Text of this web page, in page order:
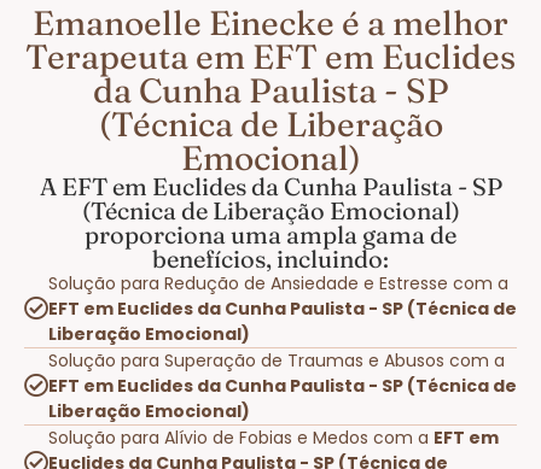
Emanoelle Einecke é a melhor
Terapeuta em EFT em Euclides
da Cunha Paulista - SP
(Técnica de Liberação
Emocional)
A EFT em Euclides da Cunha Paulista - SP
(Técnica de Liberação Emocional)
proporciona uma ampla gama de
benefícios, incluindo:
Solução para Redução de Ansiedade e Estresse com a
EFT em Euclides da Cunha Paulista - SP (Técnica de
Liberação Emocional)
Solução para Superação de Traumas e Abusos com a
EFT em Euclides da Cunha Paulista - SP (Técnica de
Liberação Emocional)
Solução para Alívio de Fobias e Medos com a EFT em
Euclides da Cunha Paulista - SP (Técnica de